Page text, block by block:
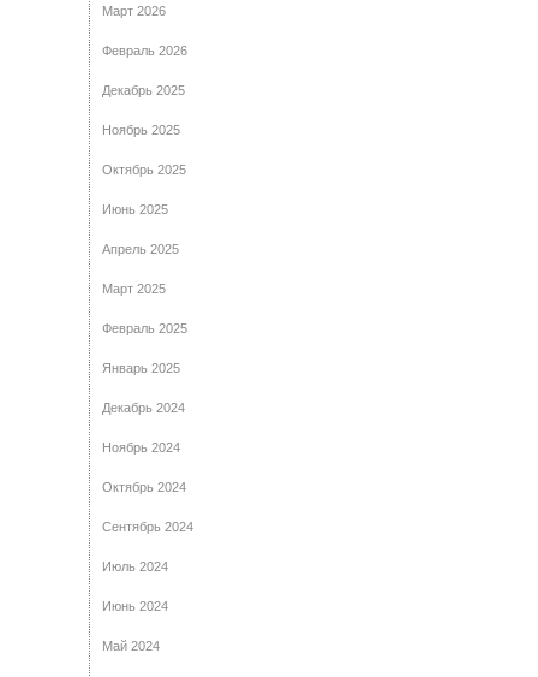
Март 2026
Февраль 2026
Декабрь 2025
Ноябрь 2025
Октябрь 2025
Июнь 2025
Апрель 2025
Март 2025
Февраль 2025
Январь 2025
Декабрь 2024
Ноябрь 2024
Октябрь 2024
Сентябрь 2024
Июль 2024
Июнь 2024
Май 2024